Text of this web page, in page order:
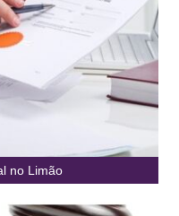
no Limão